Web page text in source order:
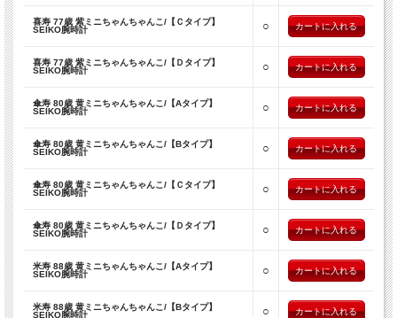
ＳＥＩＫＯ(セイコー)専用オリジナルボックス（＊ボックスの色目は写真と異なる
場合がございます）
＊環境問題への取り組みの一環として、ＳＥＩＫＯ腕時計の取扱説明書は電子化と
詳細は付属の保証書をご確認ください。
時計について
サイズ変更は自分でできますか？
ネットで[腕時計ベルト調整]など検索すればサイズ調整はは自分で可能だと思い
自信がなければ時計屋・ショッピングモール等のお店に依頼されるのが良いと思い
ます。
電池の寿命は？
新品電池で、約3年間作動します（ストップウォッチは1日2時間以内を基準）。
電池は価格に含まれていないため、上記の期間に満たないうちに電池寿命が切れる
喜寿 77歳 紫ミニちゃんちゃんこ/【Ｃタイプ】
SEIKO腕時計
○
喜寿 77歳 紫ミニちゃんちゃんこ/【Ｄタイプ】
SEIKO腕時計
○
傘寿 80歳 黄ミニちゃんちゃんこ/【Aタイプ】
SEIKO腕時計
○
傘寿 80歳 黄ミニちゃんちゃんこ/【Bタイプ】
SEIKO腕時計
○
傘寿 80歳 黄ミニちゃんちゃんこ/【Ｃタイプ】
SEIKO腕時計
○
傘寿 80歳 黄ミニちゃんちゃんこ/【Ｄタイプ】
SEIKO腕時計
○
米寿 88歳 黄ミニちゃんちゃんこ/【Aタイプ】
SEIKO腕時計
○
米寿 88歳 黄ミニちゃんちゃんこ/【Bタイプ】
SEIKO腕時計
○